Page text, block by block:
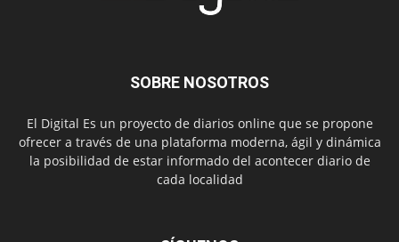
SOBRE NOSOTROS
El Digital Es un proyecto de diarios online que se propone
ofrecer a través de una plataforma moderna, ágil y dinámica
la posibilidad de estar informado del acontecer diario de
cada localidad